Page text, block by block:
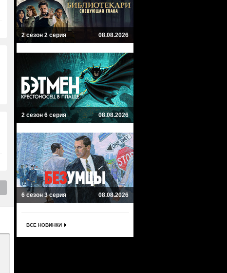
2 сезон 2 серия 08.08.2026
2 сезон 6 серия 08.08.2026
6 сезон 3 серия 08.08.2026
ВСЕ НОВИНКИ